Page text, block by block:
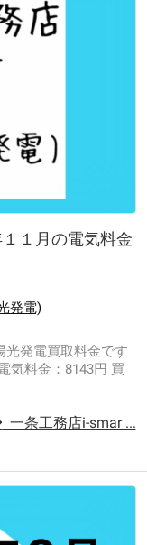
１月の電気料金
発電)
光発電買取料金です
気料金：8143円 買
一条工務店i-smar ...